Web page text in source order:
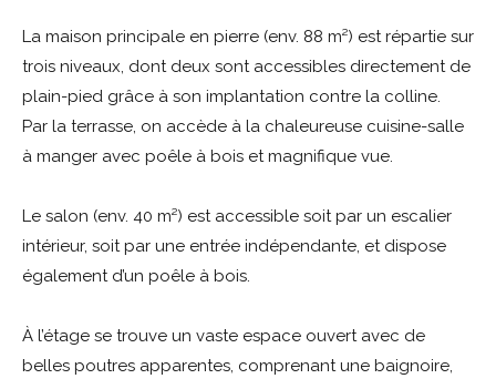
La maison principale en pierre (env. 88 m²) est répartie sur
trois niveaux, dont deux sont accessibles directement de
plain-pied grâce à son implantation contre la colline.
Par la terrasse, on accède à la chaleureuse cuisine-salle
à manger avec poêle à bois et magnifique vue.
Le salon (env. 40 m²) est accessible soit par un escalier
intérieur, soit par une entrée indépendante, et dispose
également d’un poêle à bois.
À l’étage se trouve un vaste espace ouvert avec de
belles poutres apparentes, comprenant une baignoire,